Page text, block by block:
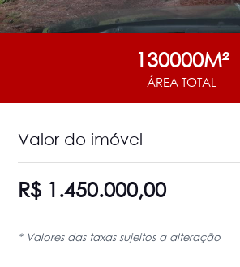
130000M²
ÁREA TOTAL
Valor do imóvel
R$ 1.450.000,00
* Valores das taxas sujeitos a alteração